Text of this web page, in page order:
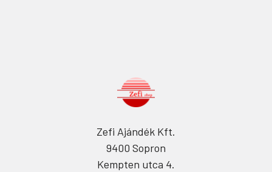
Zefi Ajándék Kft.
9400 Sopron
Kempten utca 4.